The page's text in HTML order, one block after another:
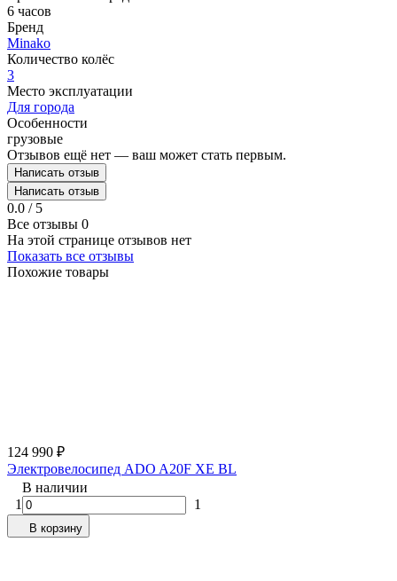
6 часов
Бренд
Minako
Количество колёс
3
Место эксплуатации
Для города
Особенности
грузовые
Отзывов ещё нет — ваш может стать первым.
Написать отзыв
Написать отзыв
0.0 / 5
Все отзывы 0
На этой странице отзывов нет
Показать все отзывы
Похожие товары
124 990 ₽
Электровелосипед ADO A20F XE BL
В наличии
1
1
В корзину